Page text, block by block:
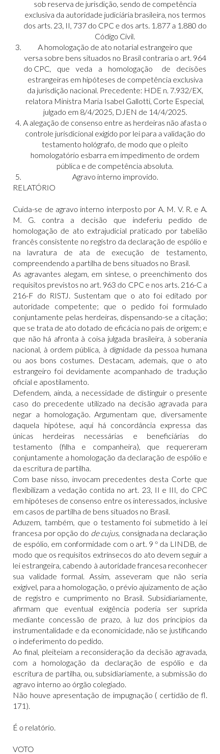
sob reserva de jurisdição, sendo de competência
exclusiva da autoridade judiciária brasileira, nos termos
dos arts. 23, II, 737 do CPC e dos arts. 1.877 a 1.880 do
Código Civil.
A homologação de ato notarial estrangeiro que
versa sobre bens situados no Brasil contraria o art. 964
do CPC, que veda a homologação de decisões
estrangeiras em hipóteses de competência exclusiva
da jurisdição nacional. Precedente: HDE n. 7.932/EX,
relatora Ministra Maria Isabel Gallotti, Corte Especial,
julgado em 8/4/2025, DJEN de 14/4/2025.
A alegação de consenso entre as herdeiras não afasta o
controle jurisdicional exigido por lei para a validação do
testamento hológrafo, de modo que o pleito
homologatório esbarra em impedimento de ordem
pública e de competência absoluta.
Agravo interno improvido.
RELATÓRIO
Cuida-se de agravo interno interposto por A. M. V. R. e A.
M. G. contra a decisão que indeferiu pedido de
homologação de ato extrajudicial praticado por tabelião
francês consistente no registro da declaração de espólio e
na lavratura de ata de execução de testamento,
compreendendo a partilha de bens situados no Brasil.
As agravantes alegam, em síntese, o preenchimento dos
requisitos previstos no art. 963 do CPC e nos arts. 216-C a
216-F do RISTJ. Sustentam que o ato foi editado por
autoridade competente; que o pedido foi formulado
conjuntamente pelas herdeiras, dispensando-se a citação;
que se trata de ato dotado de eficácia no país de origem; e
que não há afronta à coisa julgada brasileira, à soberania
nacional, à ordem pública, à dignidade da pessoa humana
ou aos bons costumes. Destacam, ademais, que o ato
estrangeiro foi devidamente acompanhado de tradução
oficial e apostilamento.
Defendem, ainda, a necessidade de distinguir o presente
caso do precedente utilizado na decisão agravada para
negar a homologação. Argumentam que, diversamente
daquela hipótese, aqui há concordância expressa das
únicas herdeiras necessárias e beneficiárias do
testamento (filha e companheira), que requereram
conjuntamente a homologação da declaração de espólio e
da escritura de partilha.
Com base nisso, invocam precedentes desta Corte que
flexibilizam a vedação contida no art. 23, II e III, do CPC
em hipóteses de consenso entre os interessados, inclusive
em casos de partilha de bens situados no Brasil.
Aduzem, também, que o testamento foi submetido à lei
francesa por opção do de cujus, consignada na declaração
de espólio, em conformidade com o art. 9 º da LINDB, de
modo que os requisitos extrínsecos do ato devem seguir a
lei estrangeira, cabendo à autoridade francesa reconhecer
sua validade formal. Assim, asseveram que não seria
exigível, para a homologação, o prévio ajuizamento de ação
de registro e cumprimento no Brasil. Subsidiariamente,
afirmam que eventual exigência poderia ser suprida
mediante concessão de prazo, à luz dos princípios da
instrumentalidade e da economicidade, não se justificando
o indeferimento do pedido.
Ao final, pleiteiam a reconsideração da decisão agravada,
com a homologação da declaração de espólio e da
escritura de partilha, ou, subsidiariamente, a submissão do
agravo interno ao órgão colegiado.
Não houve apresentação de impugnação ( certidão de fl.
171).
É o relatório.
VOTO